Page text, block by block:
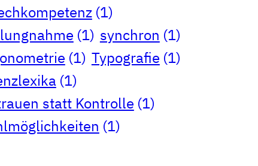
(1)
(1) synchron (1)
(1) Typografie (1)
(1)
statt Kontrolle (1)
(1)